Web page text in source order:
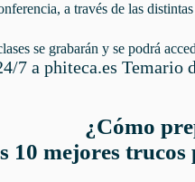
a través de las
se grabarán y se podrá
7 a phiteca.es
¿Cómo
10 mejores